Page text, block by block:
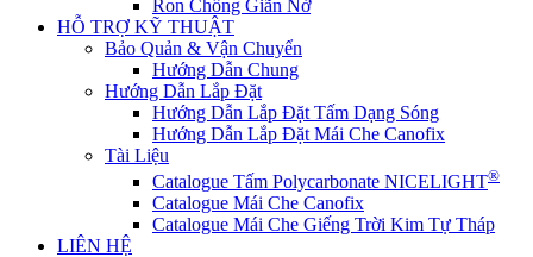
Ron Chống Giãn Nở
HỖ TRỢ KỸ THUẬT
Bảo Quản & Vận Chuyển
Hướng Dẫn Chung
Hướng Dẫn Lắp Đặt
Hướng Dẫn Lắp Đặt Tấm Dạng Sóng
Hướng Dẫn Lắp Đặt Mái Che Canofix
Tài Liệu
Catalogue Tấm Polycarbonate NICELIGHT®
Catalogue Mái Che Canofix
Catalogue Mái Che Giếng Trời Kim Tự Tháp
LIÊN HỆ